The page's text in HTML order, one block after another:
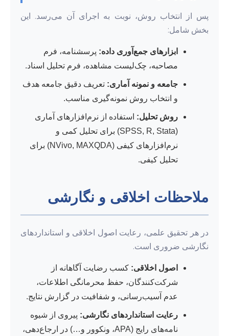
پس از انتخاب روش، نوبت به اجرای آن می‌رسد. این
بخش شامل:
ابزارهای جمع‌آوری داده: پرسشنامه، فرم
مصاحبه، چک‌لیست مشاهده، فرم تحلیل اسناد.
جامعه و نمونه آماری: تعریف دقیق جامعه هدف
و انتخاب روش نمونه‌گیری مناسب.
روش تحلیل: استفاده از نرم‌افزارهای آماری
(SPSS, R, Stata) برای تحلیل کمی و
نرم‌افزارهای کیفی (NVivo, MAXQDA) برای
تحلیل کیفی.
ملاحظات اخلاقی و نگارشی
در هر تحقیق علمی، رعایت اصول اخلاقی و استانداردهای
نگارشی ضروری است.
اصول اخلاقی: کسب رضایت آگاهانه از
شرکت‌کنندگان، حفظ محرمانگی اطلاعات،
عدم آسیب‌رسانی، و شفافیت در گزارش نتایج.
رعایت استانداردهای نگارشی: پیروی از شیوه
نامه‌های رایج (APA، ونکوور و…) در ارجاع‌دهی،